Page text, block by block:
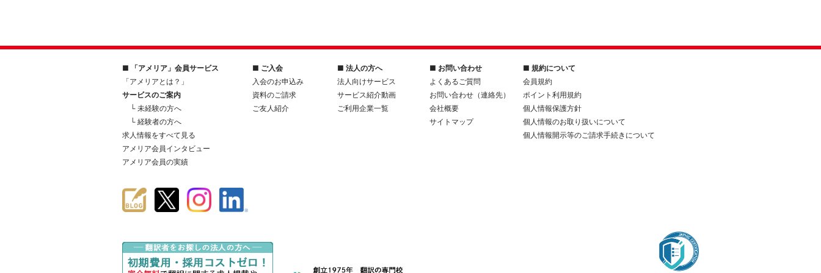
■ 「アメリア」会員サービス
「アメリアとは？」
サービスのご案内
└ 未経験の方へ
└ 経験者の方へ
求人情報をすべて見る
アメリア会員インタビュー
アメリア会員の実績
■ ご入会
入会のお申込み
資料のご請求
ご友人紹介
■ 法人の方へ
法人向けサービス
サービス紹介動画
ご利用企業一覧
■ お問い合わせ
よくあるご質問
お問い合わせ（連絡先）
会社概要
サイトマップ
■ 規約について
会員規約
ポイント利用規約
個人情報保護方針
個人情報のお取り扱いについて
個人情報開示等のご請求手続きについて